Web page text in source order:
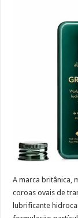
A marca britânica,
coroas ovais de
lubrificante